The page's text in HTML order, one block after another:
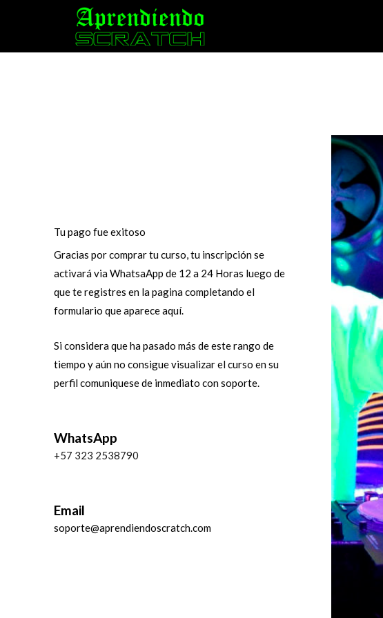
Tu pago fue exitoso
Gracias por comprar tu curso, tu inscripción se
activará via WhatsaApp de 12 a 24 Horas luego de
que te registres en la pagina completando el
formulario que aparece aquí.
Si considera que ha pasado más de este rango de
tiempo y aún no consigue visualizar el curso en su
perfil comuniquese de inmediato con soporte.
WhatsApp
+57 323 2538790
Email
soporte@aprendiendoscratch.com